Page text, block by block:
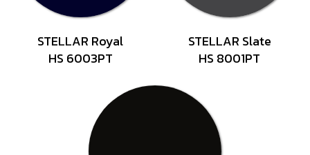
STELLAR Royal
HS 6003PT
STELLAR Slate
HS 8001PT